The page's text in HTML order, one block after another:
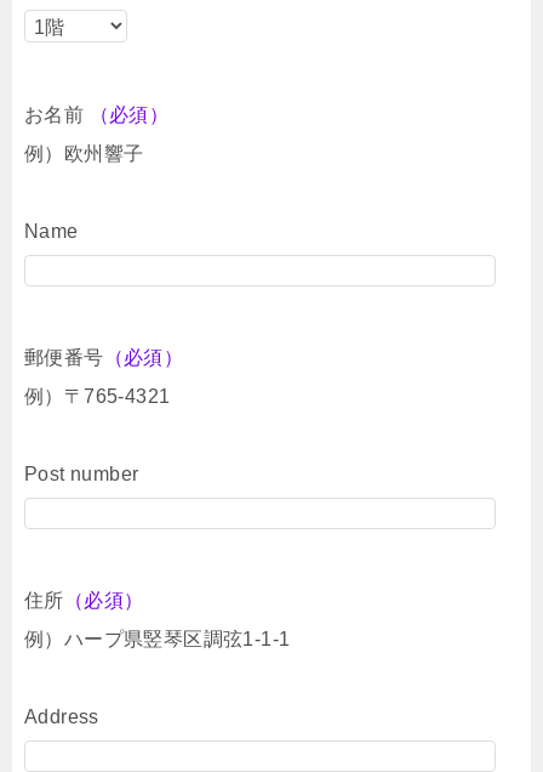
お名前
（必須）
例）欧州響子
Name
郵便番号 （必須）
例）〒765-4321
Post number
住所 （必須）
例）ハープ県竪琴区調弦1-1-1
Address